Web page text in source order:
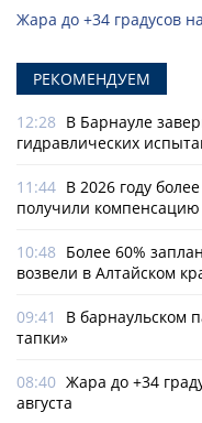
Жара до +34 градусов
РЕКОМЕНДУЕМ
12:28 В Барнауле
гидравлических
11:44 В 2026 году
получили
10:48 Более 60%
возвели в Алтайском
09:41
В барнаульском
тапки»
08:40 Жара до +34
августа